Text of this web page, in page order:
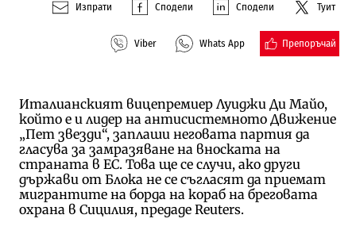
Изпрати Сподели Сподели Туит
Viber Whats App Препоръчай
Италианският вицепремиер Луиджи Ди Майо,
който е и лидер на антисистемното Движение
„Пет звезди“, заплаши неговата партия да
гласува за замразяване на вноската на
страната в ЕС. Това ще се случи, ако други
държави от Блока не се съгласят да приемат
мигрантите на борда на кораб на бреговата
охрана в Сицилия, предаде Reuters.